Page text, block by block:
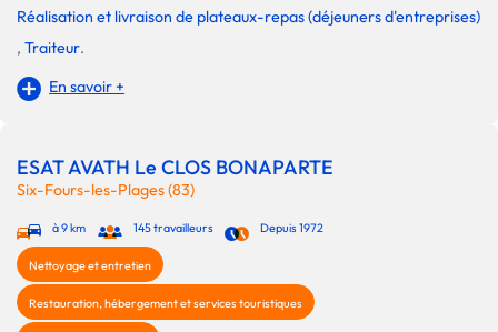
Réalisation et livraison de plateaux-repas (déjeuners d'entreprises)
, Traiteur.
En savoir +
ESAT AVATH Le CLOS BONAPARTE
Six-Fours-les-Plages (83)
à 9 km 145 travailleurs Depuis 1972
Nettoyage et entretien
Restauration, hébergement et services touristiques